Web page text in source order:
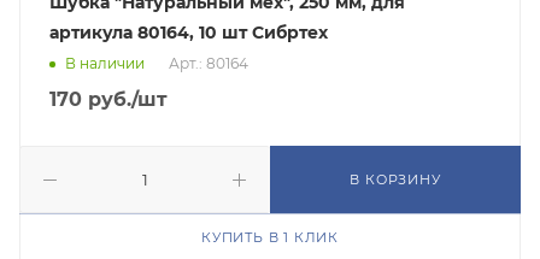
артикула 80164, 10 шт Сибртех
В наличии Арт.: 80164
170 руб./шт
В КОРЗИНУ
КУПИТЬ В 1 КЛИК